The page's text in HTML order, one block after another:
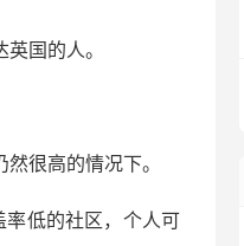
国的人。
很高的情况下。
率低的社区，个人可